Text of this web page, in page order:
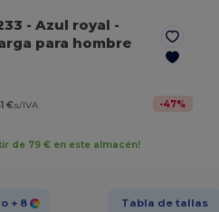
- Azul royal -
para hombre
€s/IVA -47%
de 79 € en este almacén!
+ 8 Tabla de tallas